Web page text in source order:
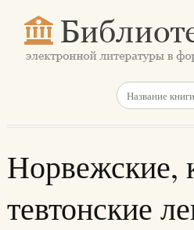
Норвежские,
тевтонские